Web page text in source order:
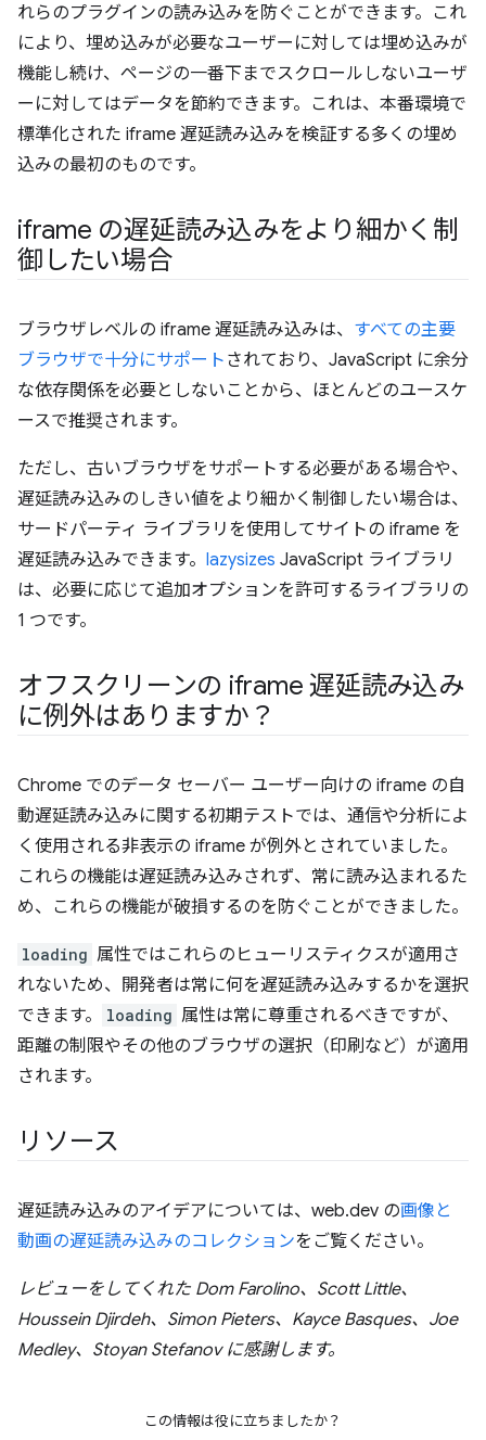
れらのプラグインの読み込みを防ぐことができます。これ
により、埋め込みが必要なユーザーに対しては埋め込みが
機能し続け、ページの一番下までスクロールしないユーザ
ーに対してはデータを節約できます。これは、本番環境で
標準化された iframe 遅延読み込みを検証する多くの埋め
込みの最初のものです。
iframe の遅延読み込みをより細かく制
御したい場合
ブラウザレベルの iframe 遅延読み込みは、 すべての主要
ブラウザで十分にサポート されており、JavaScript に余分
な依存関係を必要としないことから、ほとんどのユースケ
ースで推奨されます。
ただし、古いブラウザをサポートする必要がある場合や、
遅延読み込みのしきい値をより細かく制御したい場合は、
サードパーティ ライブラリを使用してサイトの iframe を
遅延読み込みできます。 lazysizes JavaScript ライブラリ
は、必要に応じて追加オプションを許可するライブラリの
1 つです。
オフスクリーンの iframe 遅延読み込み
に例外はありますか？
Chrome でのデータ セーバー ユーザー向けの iframe の自
動遅延読み込みに関する初期テストでは、通信や分析によ
く使用される非表示の iframe が例外とされていました。
これらの機能は遅延読み込みされず、常に読み込まれるた
め、これらの機能が破損するのを防ぐことができました。
loading 属性ではこれらのヒューリスティクスが適用さ
れないため、開発者は常に何を遅延読み込みするかを選択
できます。
loading 属性は常に尊重されるべきですが、
距離の制限やその他のブラウザの選択（印刷など）が適用
されます。
リソース
遅延読み込みのアイデアについては、web.dev の画像と
動画の遅延読み込みのコレクションをご覧ください。
レビューをしてくれた Dom Farolino、Scott Little、
Houssein Djirdeh、Simon Pieters、Kayce Basques、Joe
Medley、Stoyan Stefanov に感謝します。
この情報は役に立ちましたか？